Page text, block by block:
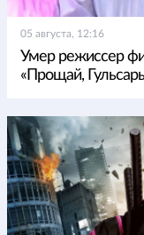
05 августа, 12:16
Умер режиссер
«Прощай,